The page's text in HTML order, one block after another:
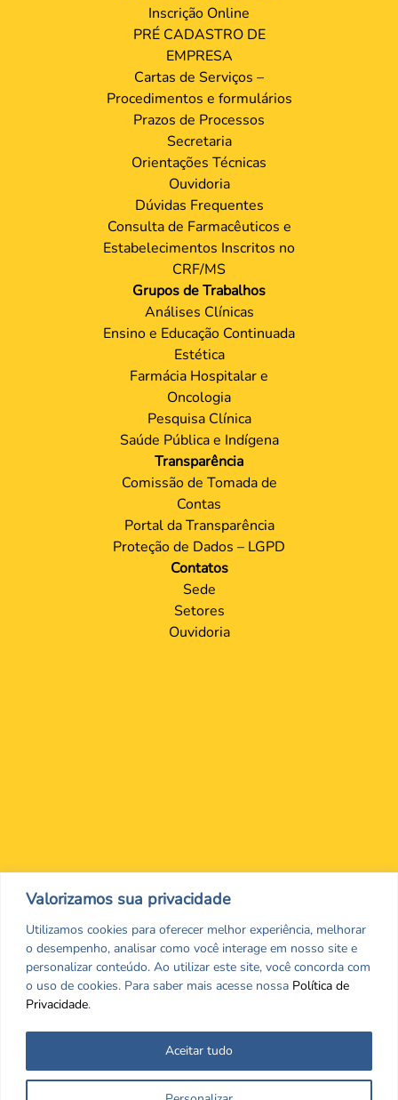
Valorizamos sua privacidade
Utilizamos cookies para oferecer melhor experiência, melhorar
o desempenho, analisar como você interage em nosso site e
personalizar conteúdo. Ao utilizar este site, você concorda com
o uso de cookies. Para saber mais acesse nossa Política de
Privacidade.
Aceitar tudo
Inscrição Online
PRÉ CADASTRO DE
EMPRESA
Cartas de Serviços –
Procedimentos e formulários
Prazos de Processos
Secretaria
Orientações Técnicas
Ouvidoria
Dúvidas Frequentes
Consulta de Farmacêuticos e
Estabelecimentos Inscritos no
CRF/MS
Grupos de Trabalhos
Análises Clínicas
Ensino e Educação Continuada
Estética
Farmácia Hospitalar e
Oncologia
Pesquisa Clínica
Saúde Pública e Indígena
Transparência
Comissão de Tomada de
Contas
Portal da Transparência
Proteção de Dados – LGPD
Contatos
Sede
Setores
Ouvidoria
Todos os direitos reservados. CRF/MS. Copyrigth ©2026